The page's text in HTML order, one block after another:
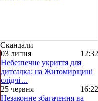
Скандали
03 липня
12:32
Небезпечне укриття для
дитсадка: на Житомирщині
слідчі ...
25 червня
16:22
Незаконне збагачення на